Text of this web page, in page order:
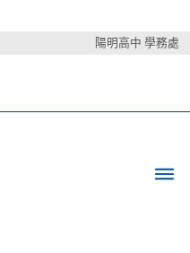
陽明高中 學務處